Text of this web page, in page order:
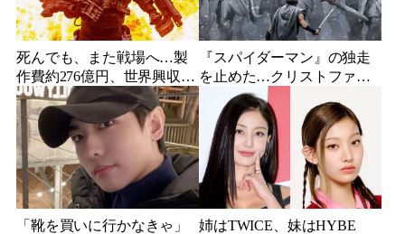
死んでも、また戦場へ…製
作費約276億円、世界興収
584億円のSF大作『オール・
ユー・ニード・イズ・キ
ル』がついに配信
『スパイダーマン』の独走
を止めた…クリストファ
ー・ノーラン史上最大、390
億円の超大作がついに韓国
上陸
「靴を買いに行かなきゃ」
姉はTWICE、妹はHYBE